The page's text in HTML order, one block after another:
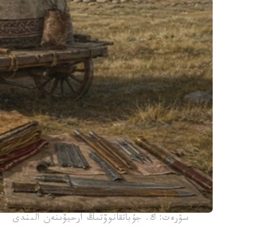
سۋرەت: ك. جۇباتقانوۆتىڭ ارحيۆىنەن الىندى